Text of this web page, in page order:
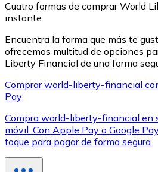
Ver todo
Efectivo
Cuatro formas de comprar World
instante
Encuentra la forma que más te
ofrecemos multitud de opciones
Liberty Financial de una forma
Comprar world-liberty-financial
Pay
Compra world-liberty-financial en
móvil. Con Apple Pay o Google
toque para pagar de forma segura.